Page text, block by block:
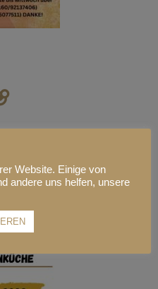
Carne
Website. Einige von
andere uns helfen, unsere